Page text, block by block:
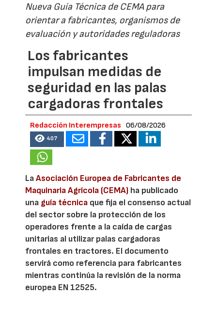
Nueva Guía Técnica de CEMA para
orientar a fabricantes, organismos de
evaluación y autoridades reguladoras
Los fabricantes
impulsan medidas de
seguridad en las palas
cargadoras frontales
Redacción Interempresas 06/08/2026
407
LaAsociación Europea de Fabricantes de
Maquinaria Agrícola (CEMA) ha publicado
una guía técnica que fija el consenso actual
del sector sobre la protección de los
operadores frente a la caída de cargas
unitarias al utilizar palas cargadoras
frontales en tractores. El documento
servirá como referencia para fabricantes
mientras continúa la revisión de la norma
europea EN 12525.